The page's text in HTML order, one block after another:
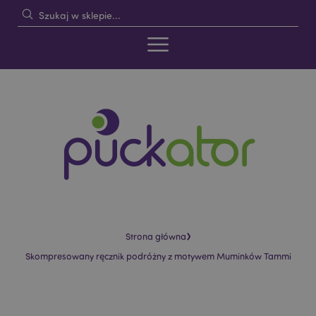
Strona główna›
Skompresowany ręcznik podróżny z motywem Muminków Tammi